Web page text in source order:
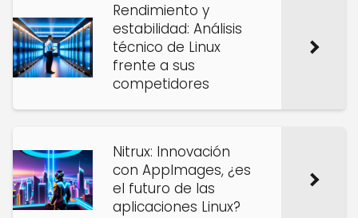
Rendimiento y
estabilidad: Análisis
técnico de Linux
frente a sus
competidores
Nitrux: Innovación
con AppImages, ¿es
el futuro de las
aplicaciones Linux?